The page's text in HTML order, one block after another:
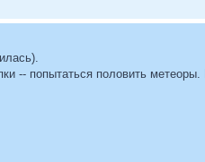
-- попытаться половить